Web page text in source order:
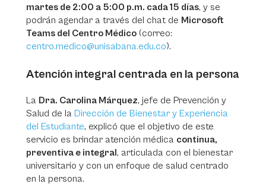
martes de 2:00 a 5:00 p.m. cada 15 días, y se
podrán agendar a través del chat de Microsoft
Teams del Centro Médico (correo:
centro.medico@unisabana.edu.co).
Atención integral centrada en la persona
La Dra. Carolina Márquez, jefe de Prevención y
Salud de la Dirección de Bienestar y Experiencia
del Estudiante, explicó que el objetivo de este
servicio es brindar atención médica continua,
preventiva e integral, articulada con el bienestar
universitario y con un enfoque de salud centrado
en la persona.